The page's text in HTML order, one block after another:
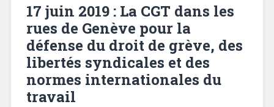
17 juin 2019 : La CGT dans les
rues de Genève pour la
défense du droit de grève, des
libertés syndicales et des
normes internationales du
travail